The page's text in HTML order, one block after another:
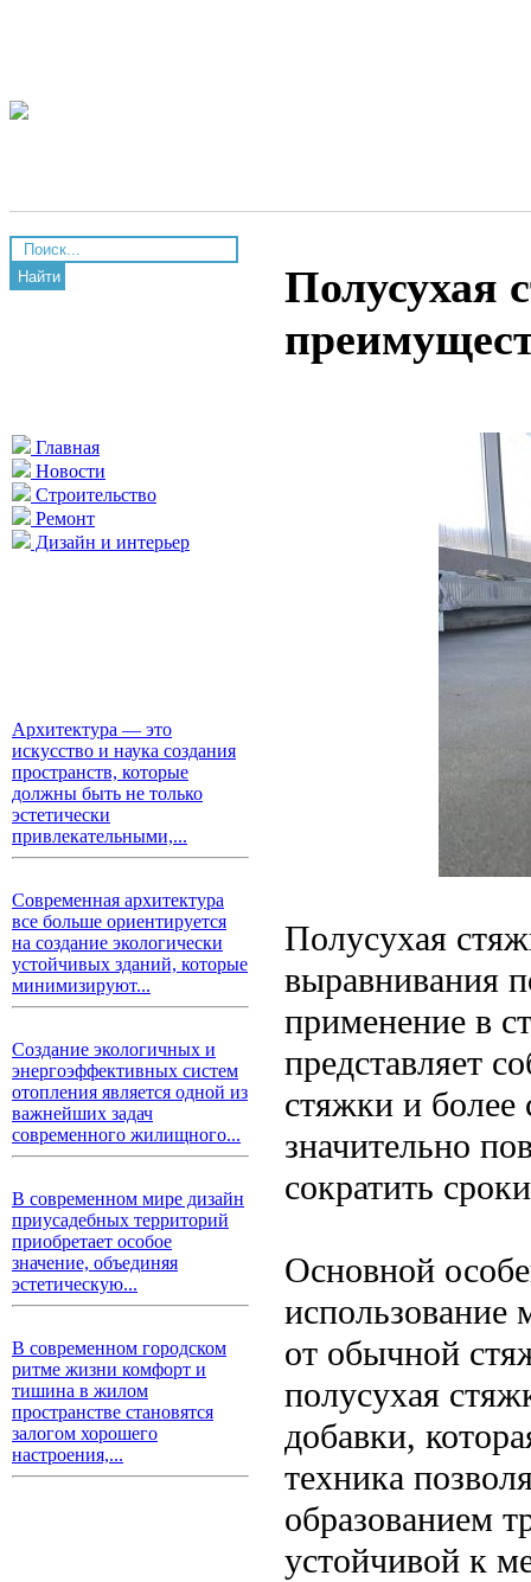
Найти
Главная
Новости
Строительство
Ремонт
Дизайн и интерьер
Архитектура — это
искусство и наука создания
пространств, которые
должны быть не только
эстетически
привлекательными,...
Современная архитектура
все больше ориентируется
на создание экологически
устойчивых зданий, которые
минимизируют...
Создание экологичных и
энергоэффективных систем
отопления является одной из
важнейших задач
современного жилищного...
В современном мире дизайн
приусадебных территорий
приобретает особое
значение, объединяя
эстетическую...
В современном городском
ритме жизни комфорт и
тишина в жилом
пространстве становятся
залогом хорошего
настроения,...
Полусухая
Полусухая
выравнивания
применение в
представляет
стяжки и более
значительно
сократить
Основной
использование
от обычной
полусухая
добавки,
техника
образованием
устойчивой к